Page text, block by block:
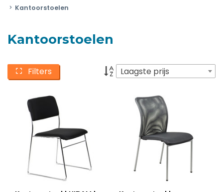
Kantoorstoelen
Kantoorstoelen
Filters Laagste prijs